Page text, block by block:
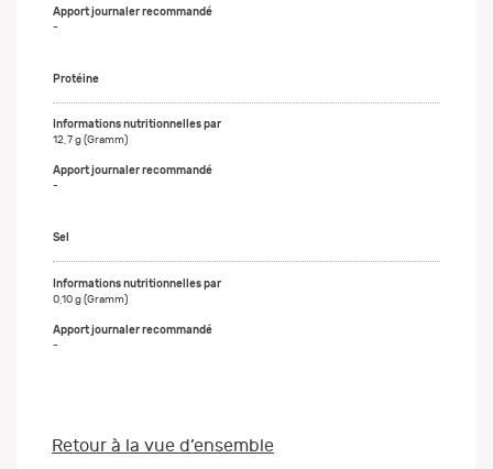
-
Protéine
12,7 g (Gramm)
-
Sel
0,10 g (Gramm)
-
Retour à la vue d’ensemble